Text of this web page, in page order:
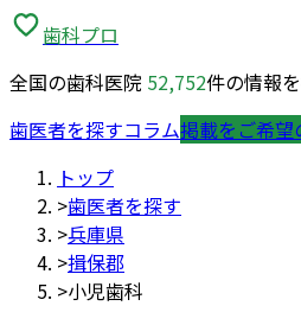
歯科プロ
全国の歯科医院 52,752件の情報
歯医者を探すコラム掲載をご希望
トップ
>歯医者を探す
>兵庫県
>揖保郡
>小児歯科